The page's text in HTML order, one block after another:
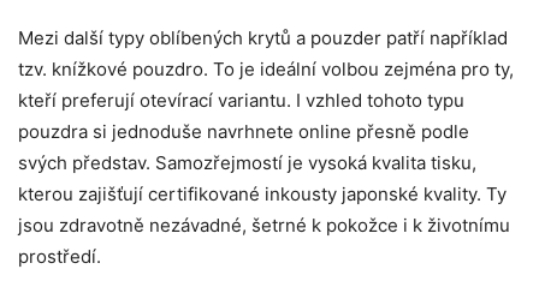
Mezi další typy oblíbených krytů a pouzder patří například
tzv. knížkové pouzdro. To je ideální volbou zejména pro ty,
kteří preferují otevírací variantu. I vzhled tohoto typu
pouzdra si jednoduše navrhnete online přesně podle
svých představ. Samozřejmostí je vysoká kvalita tisku,
kterou zajišťují certifikované inkousty japonské kvality. Ty
jsou zdravotně nezávadné, šetrné k pokožce i k životnímu
prostředí.